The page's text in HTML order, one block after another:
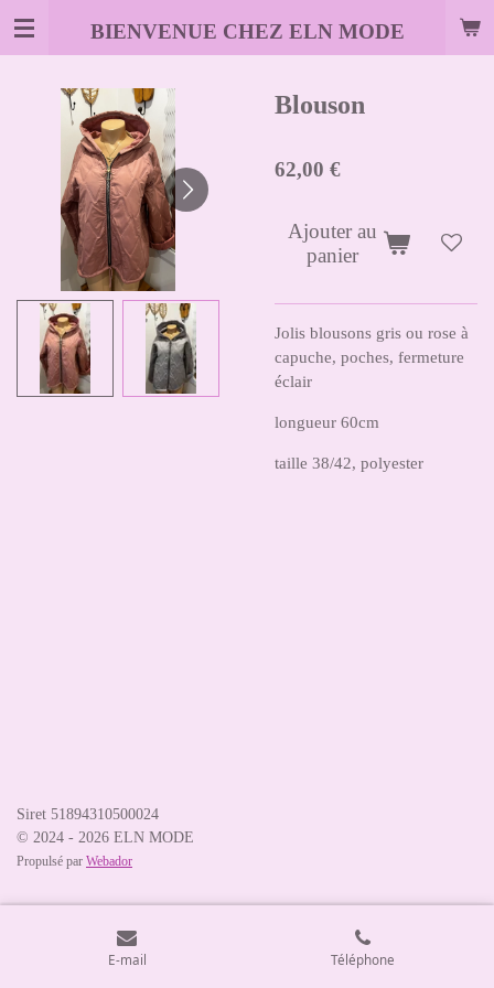
Passer
principal
BIENVENUE CHEZ ELN MODE
Blouson
62,00 €
Ajouter au
panier
Jolis blousons gris ou rose à
capuche, poches, fermeture
éclair
longueur 60cm
taille 38/42, polyester
Siret 51894310500024
© 2024 - 2026 ELN MODE
Propulsé par Webador
E-mail Téléphone